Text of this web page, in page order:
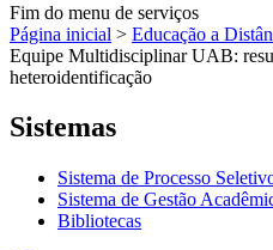
Fim do menu de serviços
Página inicial > Educação a
Equipe Multidisciplinar UAB:
heteroidentificação
Sistemas
Sistema de Processo
Sistema de Gestão
Bibliotecas